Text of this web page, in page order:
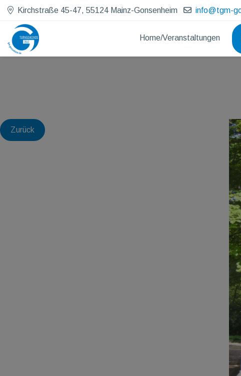
Kirchstraße 45-47, 55124 Mainz-Gonsenheim info@tgm-
Home/Veranstaltungen
Zurück